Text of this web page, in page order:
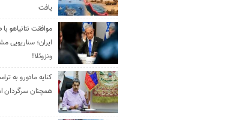
یافت
موافقت نتانیاهو
ایران؛ سناریویی
ونزوئلا!
کنایه مادورو به
همچنان سرگردان